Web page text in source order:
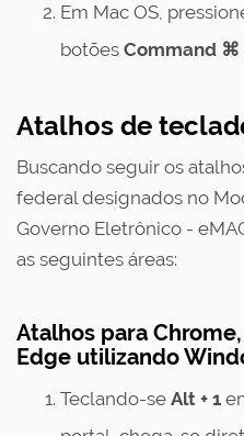
Em Mac OS,
botões Command ⌘
Atalhos de
Buscando seguir os
federal designados no
Governo Eletrônico -
as seguintes áreas:
Atalhos para
Edge utilizando
Teclando-se Alt + 1